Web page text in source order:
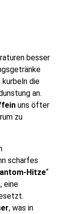
besser
kurbeln die
an.
uns öfter
zu
scharfes
Hitze“
eine
, was in